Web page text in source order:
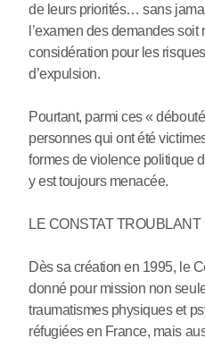
de leurs priorités… sans
l’examen des demandes
considération pour les
d’expulsion.
Pourtant, parmi ces «
personnes qui ont été
formes de violence politique
y est toujours menacée.
LE CONSTAT
Dès sa création en 1995, le
donné pour mission non
traumatismes physiques et
réfugiées en France, mais